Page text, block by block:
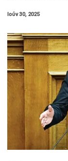
Ιούν 30, 2025